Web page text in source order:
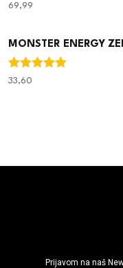
69,99
MONSTER ENERGY
Ocjenjeno
33,60
Prijavom na naš